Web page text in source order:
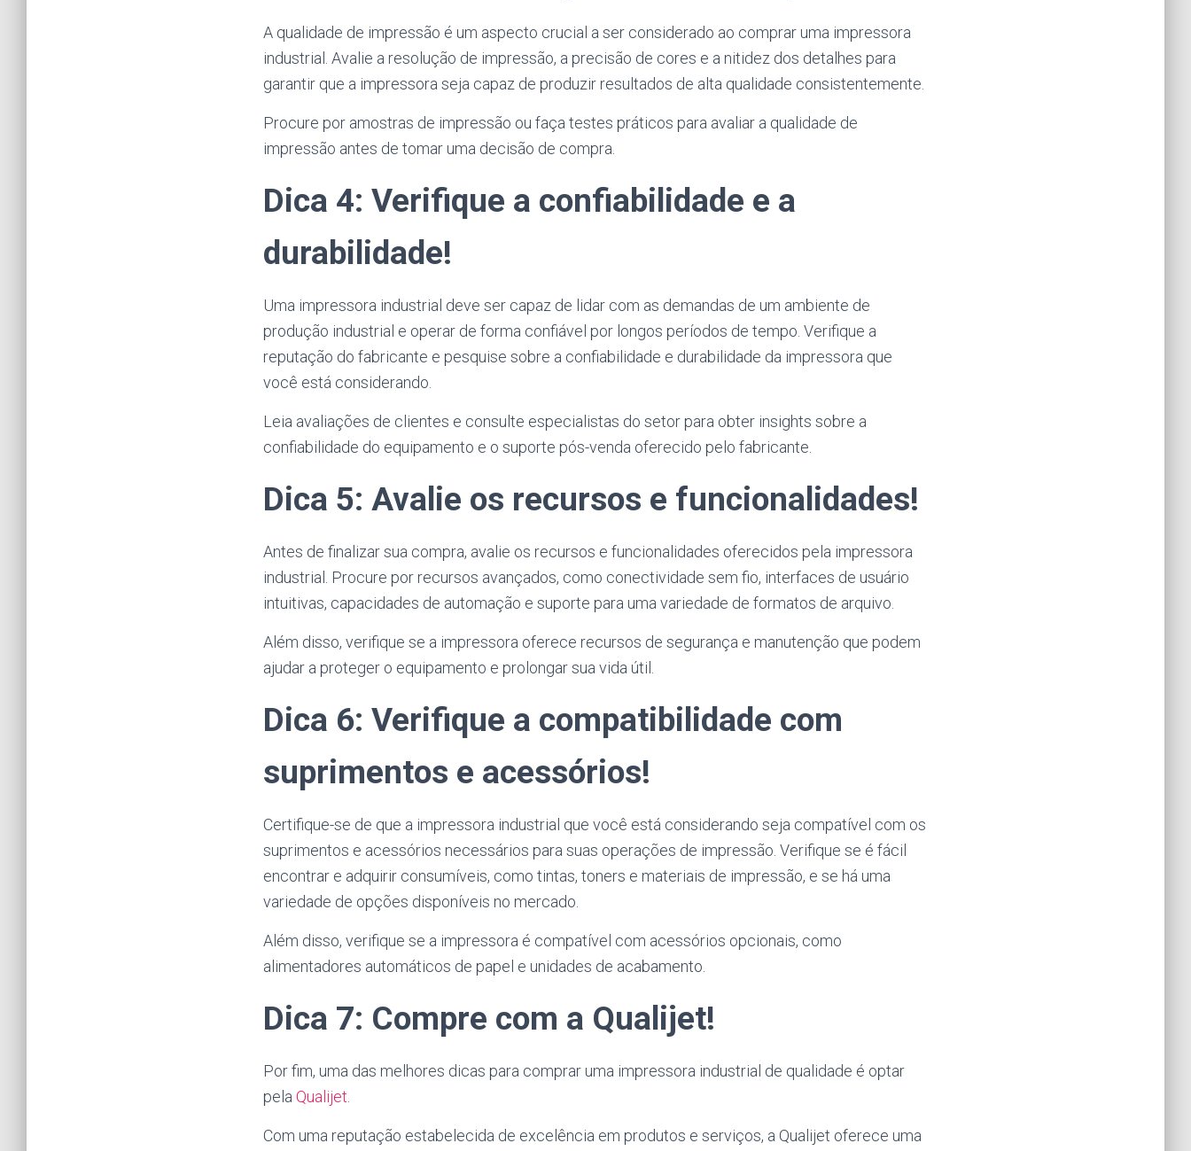
A qualidade de impressão é um aspecto crucial a ser considerado ao comprar uma impressora
industrial. Avalie a resolução de impressão, a precisão de cores e a nitidez dos detalhes para
garantir que a impressora seja capaz de produzir resultados de alta qualidade consistentemente.
Procure por amostras de impressão ou faça testes práticos para avaliar a qualidade de
impressão antes de tomar uma decisão de compra.
Dica 4: Verifique a confiabilidade e a
durabilidade!
Uma impressora industrial deve ser capaz de lidar com as demandas de um ambiente de
produção industrial e operar de forma confiável por longos períodos de tempo. Verifique a
reputação do fabricante e pesquise sobre a confiabilidade e durabilidade da impressora que
você está considerando.
Leia avaliações de clientes e consulte especialistas do setor para obter insights sobre a
confiabilidade do equipamento e o suporte pós-venda oferecido pelo fabricante.
Dica 5: Avalie os recursos e funcionalidades!
Antes de finalizar sua compra, avalie os recursos e funcionalidades oferecidos pela impressora
industrial. Procure por recursos avançados, como conectividade sem fio, interfaces de usuário
intuitivas, capacidades de automação e suporte para uma variedade de formatos de arquivo.
Além disso, verifique se a impressora oferece recursos de segurança e manutenção que podem
ajudar a proteger o equipamento e prolongar sua vida útil.
Dica 6: Verifique a compatibilidade com
suprimentos e acessórios!
Certifique-se de que a impressora industrial que você está considerando seja compatível com os
suprimentos e acessórios necessários para suas operações de impressão. Verifique se é fácil
encontrar e adquirir consumíveis, como tintas, toners e materiais de impressão, e se há uma
variedade de opções disponíveis no mercado.
Além disso, verifique se a impressora é compatível com acessórios opcionais, como
alimentadores automáticos de papel e unidades de acabamento.
Dica 7: Compre com a Qualijet!
Por fim, uma das melhores dicas para comprar uma impressora industrial de qualidade é optar
pela Qualijet
Com uma reputação estabelecida de excelência em produtos e serviços, a Qualijet oferece uma